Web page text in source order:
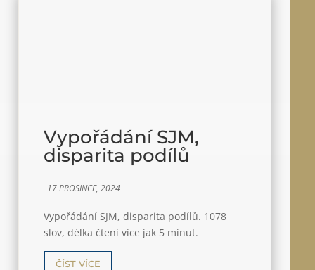
Vypořádání SJM,
disparita podílů
17 PROSINCE, 2024
Vypořádání SJM, disparita podílů. 1078
slov, délka čtení více jak 5 minut.
ČÍST VÍCE